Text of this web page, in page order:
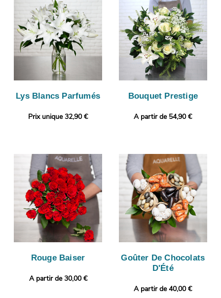
Lys Blancs Parfumés
Prix unique 32,90 €
Bouquet Prestige
A partir de 54,90 €
Rouge Baiser
A partir de 30,00 €
Goûter De Chocolats
D'Été
A partir de 40,00 €